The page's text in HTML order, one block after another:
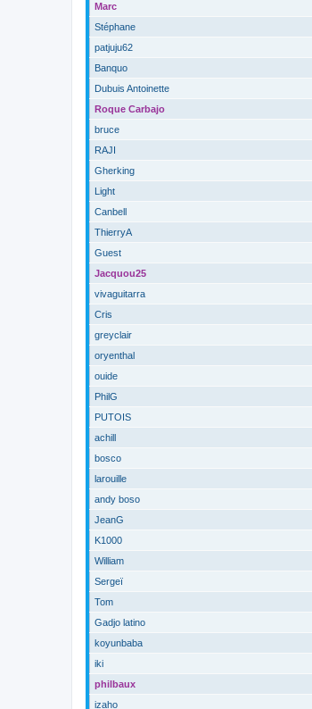
Marc
Stéphane
patjuju62
Banquo
Dubuis Antoinette
Roque Carbajo
bruce
RAJI
Gherking
Light
Canbell
ThierryA
Guest
Jacquou25
vivaguitarra
Cris
greyclair
oryenthal
ouide
PhilG
PUTOIS
achill
bosco
larouille
andy boso
JeanG
K1000
William
Sergeï
Tom
Gadjo latino
koyunbaba
iki
philbaux
izaho